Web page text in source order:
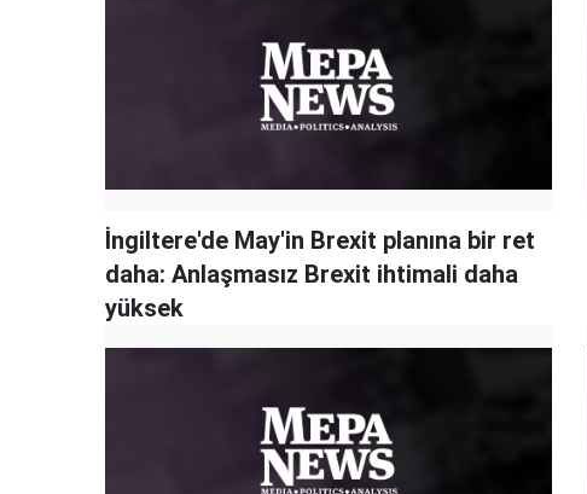
İngiltere'de May'in Brexit planına bir ret
daha: Anlaşmasız Brexit ihtimali daha
yüksek